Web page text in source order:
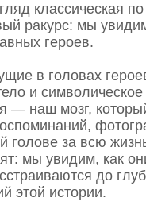
классическая
ракурс: мы
героев.
в головах
и
— наш мозг,
голове за всю
мы увидим, как
до
этой истории.